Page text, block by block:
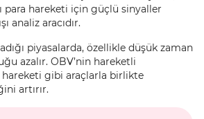
para hareketi için güçlü sinyaller
analiz aracıdır.
piyasalarda, özellikle düşük zaman
azalır. OBV’nin hareketli
gibi araçlarla birlikte
artırır.